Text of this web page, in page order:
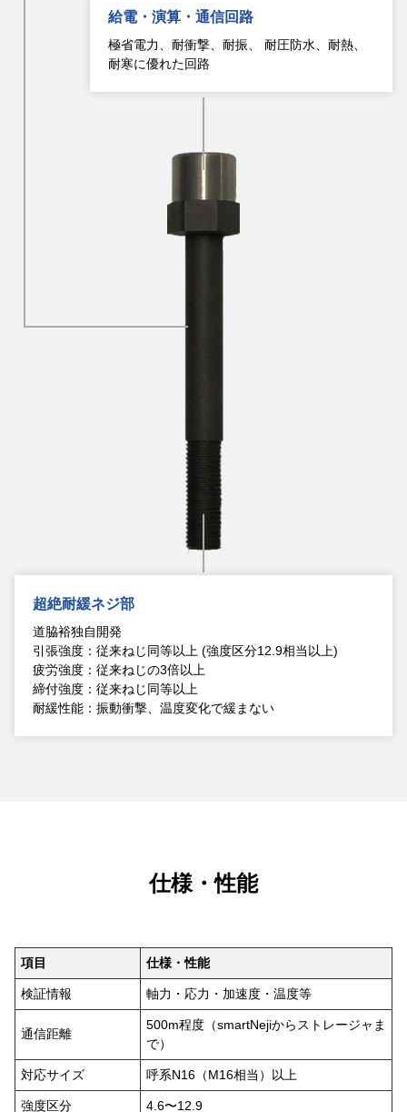
超絶耐緩ネジ部
道脇裕独自開発
引張強度：従来ねじ同等以上 (強度区分12.9相当以上)
疲労強度：従来ねじの3倍以上
締付強度：従来ねじ同等以上
耐緩性能：振動衝撃、温度変化で緩まない
給電・演算・通信回路
極省電力、耐衝撃、耐振、 耐圧防水、耐熱、
耐寒に優れた回路
仕様・性能
項目 仕様・性能
検証情報 軸力・応力・加速度・温度等
通信距離
500m程度（smartNejiからストレージャま
で）
対応サイズ 呼系N16（M16相当）以上
強度区分 4.6〜12.9